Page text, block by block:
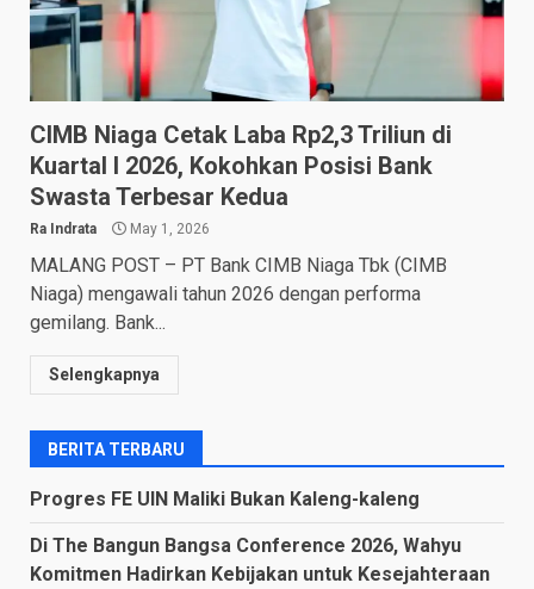
CIMB Niaga Cetak Laba Rp2,3 Triliun di
Kuartal I 2026, Kokohkan Posisi Bank
Swasta Terbesar Kedua
Ra Indrata May 1, 2026
MALANG POST – PT Bank CIMB Niaga Tbk (CIMB
Niaga) mengawali tahun 2026 dengan performa
gemilang. Bank...
Selengkapnya
BERITA TERBARU
Progres FE UIN Maliki Bukan Kaleng-kaleng
Di The Bangun Bangsa Conference 2026, Wahyu
Komitmen Hadirkan Kebijakan untuk Kesejahteraan